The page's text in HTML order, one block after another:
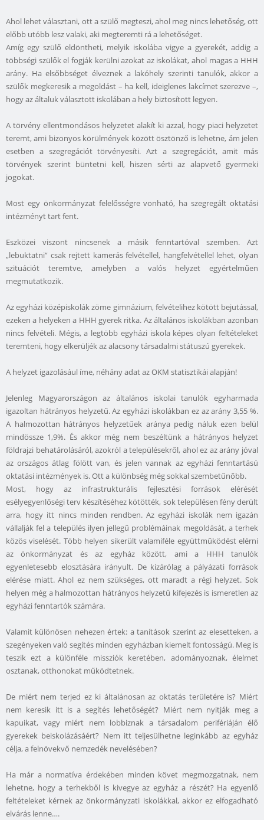
Ahol lehet választani, ott a szülő megteszi, ahol meg nincs lehetőség, ott
előbb utóbb lesz valaki, aki megteremti rá a lehetőséget.
Amíg egy szülő eldöntheti, melyik iskolába vigye a gyerekét, addig a
többségi szülők el fogják kerülni azokat az iskolákat, ahol magas a HHH
arány. Ha elsőbbséget élveznek a lakóhely szerinti tanulók, akkor a
szülők megkeresik a megoldást – ha kell, ideiglenes lakcímet szerezve –,
hogy az általuk választott iskolában a hely biztosított legyen.
A törvény ellentmondásos helyzetet alakít ki azzal, hogy piaci helyzetet
teremt, ami bizonyos körülmények között ösztönző is lehetne, ám jelen
esetben a szegregációt törvényesíti. Azt a szegregációt, amit más
törvények szerint büntetni kell, hiszen sérti az alapvető gyermeki
jogokat.
Most egy önkormányzat felelősségre vonható, ha szegregált oktatási
intézményt tart fent.
Eszközei viszont nincsenek a másik fenntartóval szemben. Azt
„lebuktatni” csak rejtett kamerás felvétellel, hangfelvétellel lehet, olyan
szituációt teremtve, amelyben a valós helyzet egyértelműen
megmutatkozik.
Az egyházi középiskolák zöme gimnázium, felvételihez kötött bejutással,
ezeken a helyeken a HHH gyerek ritka. Az általános iskolákban azonban
nincs felvételi. Mégis, a legtöbb egyházi iskola képes olyan feltételeket
teremteni, hogy elkerüljék az alacsony társadalmi státuszú gyerekek.
A helyzet igazolásául íme, néhány adat az OKM statisztikái alapján!
Jelenleg Magyarországon az általános iskolai tanulók egyharmada
igazoltan hátrányos helyzetű. Az egyházi iskolákban ez az arány 3,55 %.
A halmozottan hátrányos helyzetűek aránya pedig náluk ezen belül
mindössze 1,9%. És akkor még nem beszéltünk a hátrányos helyzet
földrajzi behatárolásáról, azokról a településekről, ahol ez az arány jóval
az országos átlag fölött van, és jelen vannak az egyházi fenntartású
oktatási intézmények is. Ott a különbség még sokkal szembetűnőbb.
Most, hogy az infrastrukturális fejlesztési források elérését
esélyegyenlőségi terv készítéséhez kötötték, sok településen fény derült
arra, hogy itt nincs minden rendben. Az egyházi iskolák nem igazán
vállalják fel a település ilyen jellegű problémáinak megoldását, a terhek
közös viselését. Több helyen sikerült valamiféle együttműködést elérni
az önkormányzat és az egyház között, ami a HHH tanulók
egyenletesebb elosztására irányult. De kizárólag a pályázati források
elérése miatt. Ahol ez nem szükséges, ott maradt a régi helyzet. Sok
helyen még a halmozottan hátrányos helyzetű kifejezés is ismeretlen az
egyházi fenntartók számára.
Valamit különösen nehezen értek: a tanítások szerint az elesetteken, a
szegényeken való segítés minden egyházban kiemelt fontosságú. Meg is
teszik ezt a különféle missziók keretében, adományoznak, élelmet
osztanak, otthonokat működtetnek.
De miért nem terjed ez ki általánosan az oktatás területére is? Miért
nem keresik itt is a segítés lehetőségét? Miért nem nyitják meg a
kapuikat, vagy miért nem lobbiznak a társadalom perifériáján élő
gyerekek beiskolázásáért? Nem itt teljesülhetne leginkább az egyház
célja, a felnövekvő nemzedék nevelésében?
Ha már a normatíva érdekében minden követ megmozgatnak, nem
lehetne, hogy a terhekből is kivegye az egyház a részét? Ha egyenlő
feltételeket kérnek az önkormányzati iskolákkal, akkor ez elfogadható
elvárás lenne….